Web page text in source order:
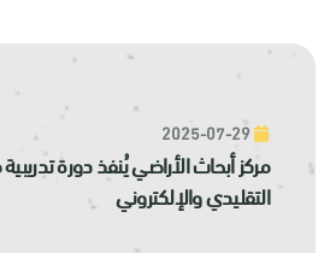
مركز أبحاث الأراضي يُنفذ دورة
التقليدي والإلكتروني